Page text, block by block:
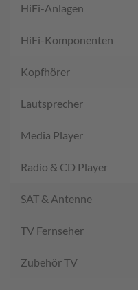
HiFi-Anlagen
HiFi-Komponenten
Kopfhörer
Lautsprecher
Media Player
Radio & CD Player
SAT & Antenne
TV Fernseher
Zubehör TV